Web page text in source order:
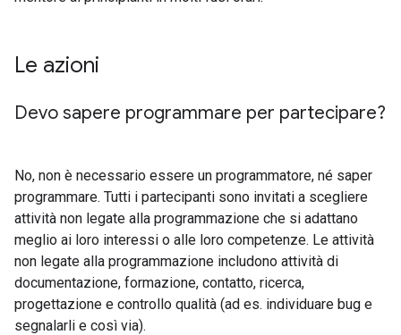
Le azioni
Devo sapere programmare per partecipare?
No, non è necessario essere un programmatore, né saper
programmare. Tutti i partecipanti sono invitati a scegliere
attività non legate alla programmazione che si adattano
meglio ai loro interessi o alle loro competenze. Le attività
non legate alla programmazione includono attività di
documentazione, formazione, contatto, ricerca,
progettazione e controllo qualità (ad es. individuare bug e
segnalarli e così via).